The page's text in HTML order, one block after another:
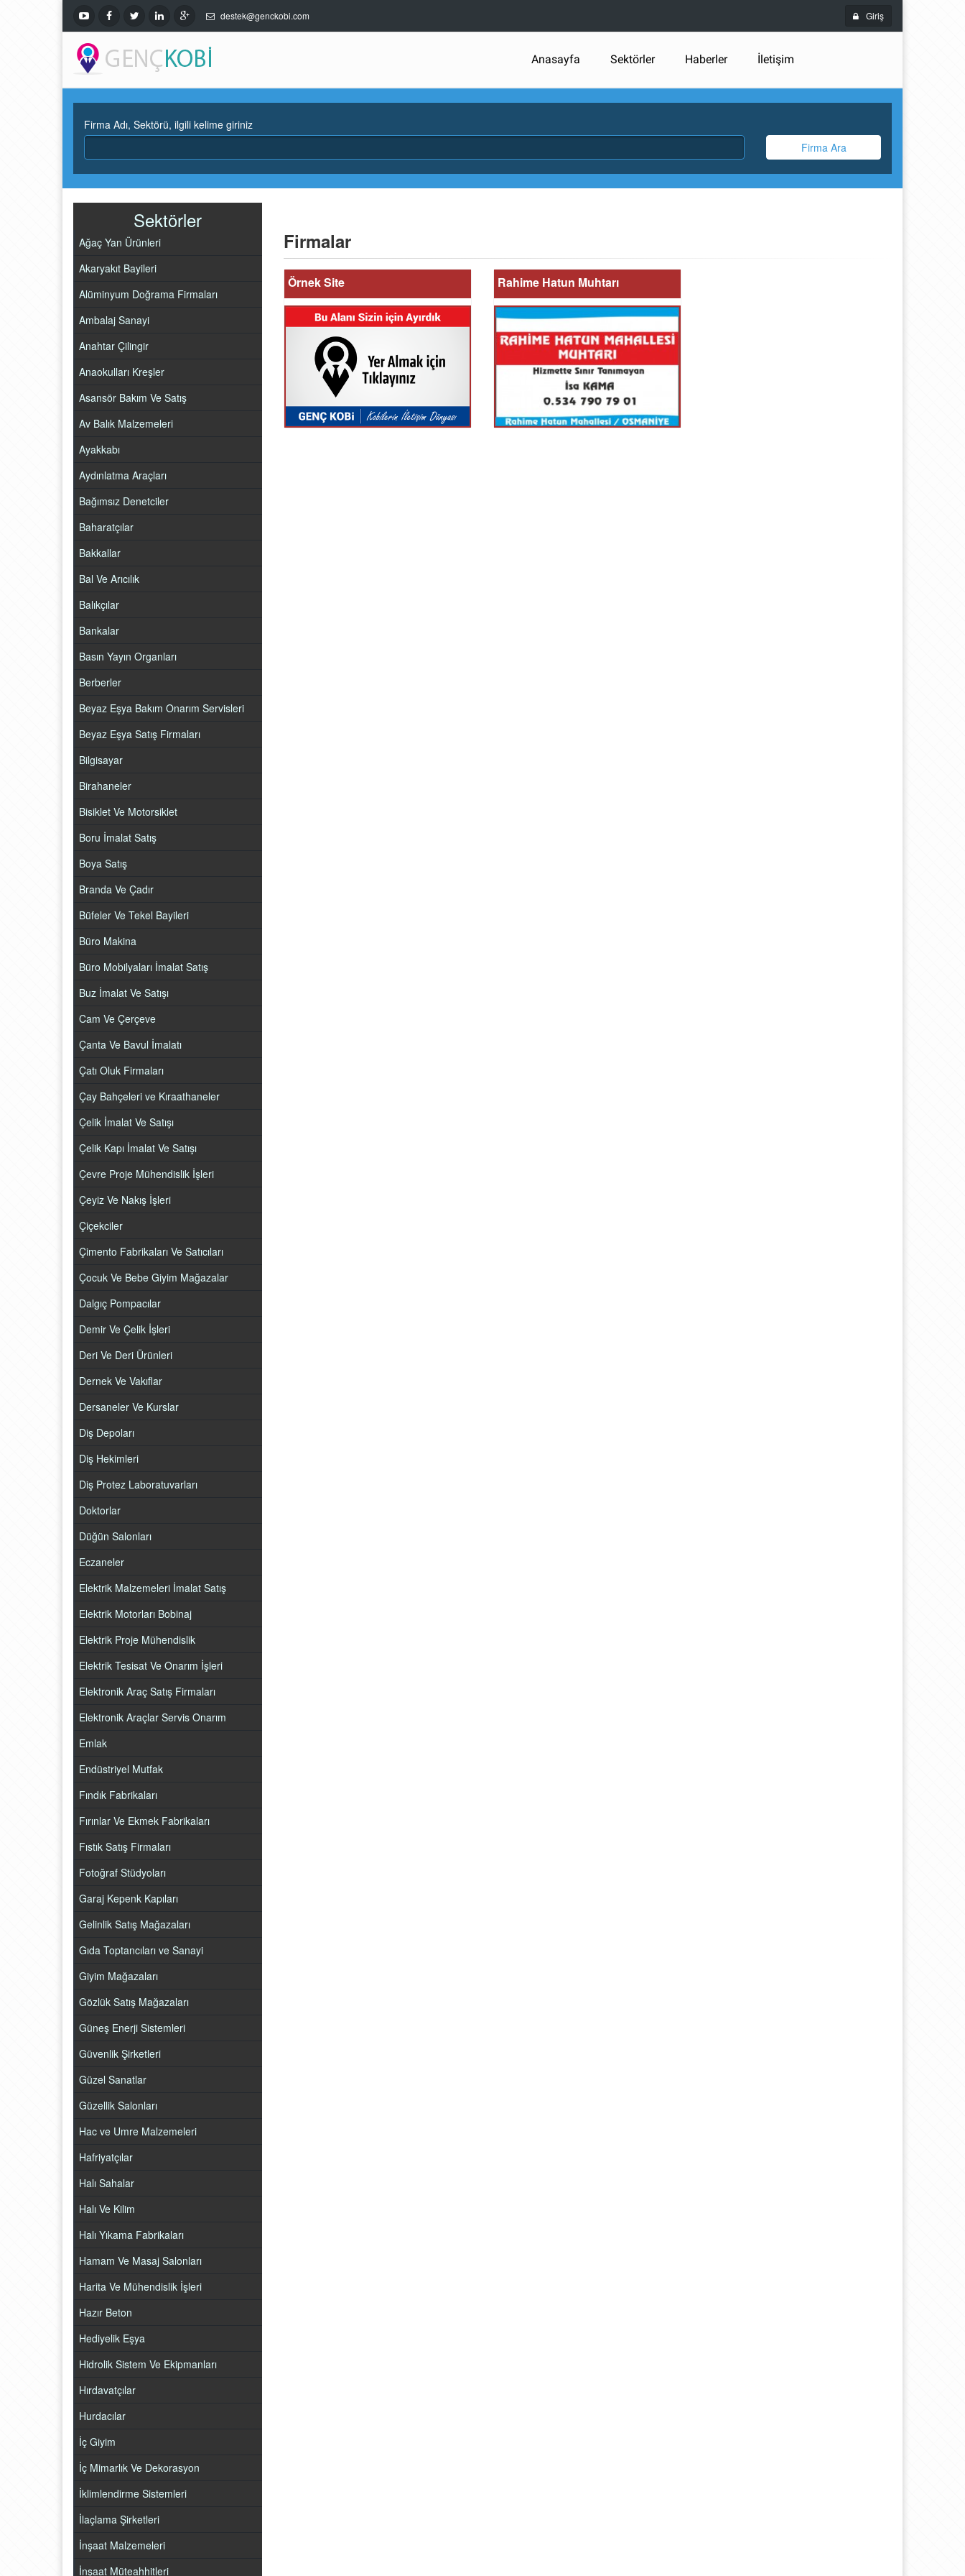
destek@genckobi.com Giriş
Anasayfa Sektörler Haberler İletişim
Firma Adı, Sektörü, ilgili kelime giriniz
Firma Ara
Sektörler
Ağaç Yan Ürünleri
Akaryakıt Bayileri
Alüminyum Doğrama Firmaları
Ambalaj Sanayi
Anahtar Çilingir
Anaokulları Kreşler
Asansör Bakım Ve Satış
Av Balık Malzemeleri
Ayakkabı
Aydınlatma Araçları
Bağımsız Denetciler
Baharatçılar
Bakkallar
Bal Ve Arıcılık
Balıkçılar
Bankalar
Basın Yayın Organları
Berberler
Beyaz Eşya Bakım Onarım Servisleri
Beyaz Eşya Satış Firmaları
Bilgisayar
Birahaneler
Bisiklet Ve Motorsiklet
Boru İmalat Satış
Boya Satış
Branda Ve Çadır
Büfeler Ve Tekel Bayileri
Büro Makina
Büro Mobilyaları İmalat Satış
Buz İmalat Ve Satışı
Cam Ve Çerçeve
Çanta Ve Bavul İmalatı
Çatı Oluk Firmaları
Çay Bahçeleri ve Kıraathaneler
Çelik İmalat Ve Satışı
Çelik Kapı İmalat Ve Satışı
Çevre Proje Mühendislik İşleri
Çeyiz Ve Nakış İşleri
Çiçekciler
Çimento Fabrikaları Ve Satıcıları
Çocuk Ve Bebe Giyim Mağazalar
Dalgıç Pompacılar
Demir Ve Çelik İşleri
Deri Ve Deri Ürünleri
Dernek Ve Vakıflar
Dersaneler Ve Kurslar
Diş Depoları
Diş Hekimleri
Diş Protez Laboratuvarları
Doktorlar
Düğün Salonları
Eczaneler
Elektrik Malzemeleri İmalat Satış
Elektrik Motorları Bobinaj
Elektrik Proje Mühendislik
Elektrik Tesisat Ve Onarım İşleri
Elektronik Araç Satış Firmaları
Elektronik Araçlar Servis Onarım
Emlak
Endüstriyel Mutfak
Fındık Fabrikaları
Fırınlar Ve Ekmek Fabrikaları
Fıstık Satış Firmaları
Fotoğraf Stüdyoları
Garaj Kepenk Kapıları
Gelinlik Satış Mağazaları
Gıda Toptancıları ve Sanayi
Giyim Mağazaları
Gözlük Satış Mağazaları
Güneş Enerji Sistemleri
Güvenlik Şirketleri
Güzel Sanatlar
Güzellik Salonları
Hac ve Umre Malzemeleri
Hafriyatçılar
Halı Sahalar
Halı Ve Kilim
Halı Yıkama Fabrikaları
Hamam Ve Masaj Salonları
Harita Ve Mühendislik İşleri
Hazır Beton
Hediyelik Eşya
Hidrolik Sistem Ve Ekipmanları
Hırdavatçılar
Hurdacılar
İç Giyim
İç Mimarlık Ve Dekorasyon
İklimlendirme Sistemleri
İlaçlama Şirketleri
İnşaat Malzemeleri
İnşaat Müteahhitleri
Firmalar
Örnek Site Rahime Hatun Muhtarı